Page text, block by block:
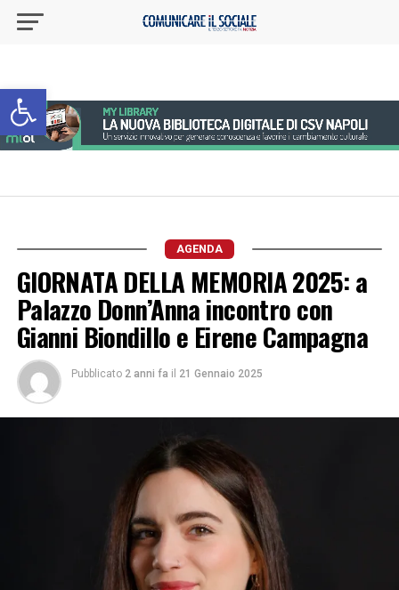
Apri la barra degli strumenti
AGENDA
GIORNATA DELLA MEMORIA 2025: a
Palazzo Donn’Anna incontro con
Gianni Biondillo e Eirene Campagna
Pubblicato 2 anni fa il 21 Gennaio 2025